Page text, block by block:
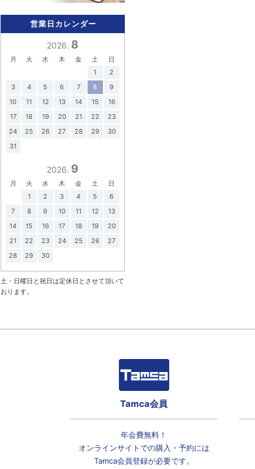
営業日カレンダー
2026. 8
月 火 水 木 金 土
日
1
2
3
4 5 6 7 8
9
10
11 12 13 14 15
16
17
18 19 20 21 22
23
24
25 26 27 28 29
30
31
2026. 9
月 火 水 木 金 土
日
1
2 3 4 5
6
7
8 9 10 11 12
13
14
15 16 17 18 19
20
21
22 23 24 25 26
27
28
29 30
土・日曜日と祝日は定休日とさせて頂いて
おります。
Tamca会員
年会費無料！
オンラインサイトでの購入・予約には
Tamca会員登録が必要です。